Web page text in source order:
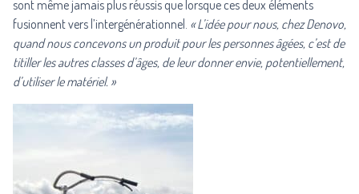
sont même jamais plus réussis que lorsque ces deux éléments
fusionnent vers l’intergénérationnel. « L’idée pour nous, chez Denovo,
quand nous concevons un produit pour les personnes âgées, c’est de
titiller les autres classes d’âges, de leur donner envie, potentiellement,
d’utiliser le matériel. »